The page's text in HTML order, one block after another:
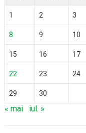
1 2 3
8 9 10
15 16 17
22 23 24
29 30
« mai iul. »